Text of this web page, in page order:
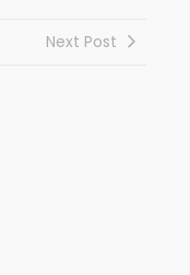
Next Post